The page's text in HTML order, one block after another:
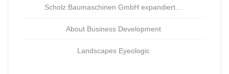
Scholz Baumaschinen GmbH expandiert…
About Business Development
Landscapes Eyeologic